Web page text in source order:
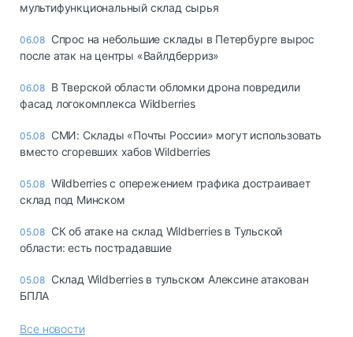
мультифункциональный склад сырья
06.08 Спрос на небольшие склады в Петербурге вырос
после атак на центры «Вайлдберриз»
06.08 В Тверской области обломки дрона повредили
фасад логокомплекса Wildberries
05.08 СМИ: Склады «Почты России» могут использовать
вместо сгоревших хабов Wildberries
05.08 Wildberries с опережением графика достраивает
склад под Минском
05.08 СК об атаке на склад Wildberries в Тульской
области: есть пострадавшие
05.08 Склад Wildberries в тульском Алексине атакован
БПЛА
Все новости